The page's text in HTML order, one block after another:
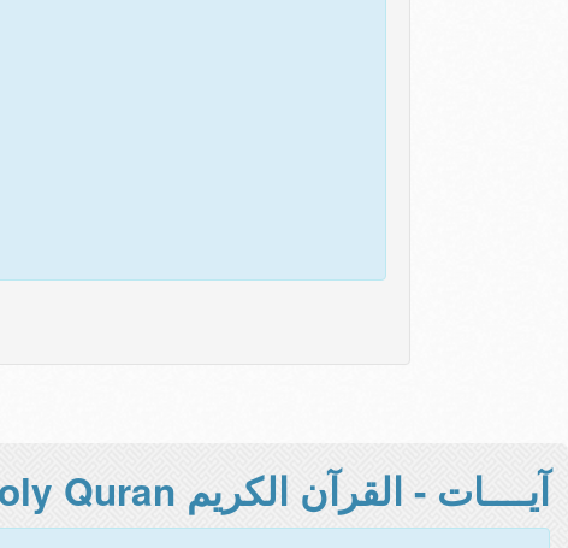
آيــــات - القرآن الكريم Holy Quran -